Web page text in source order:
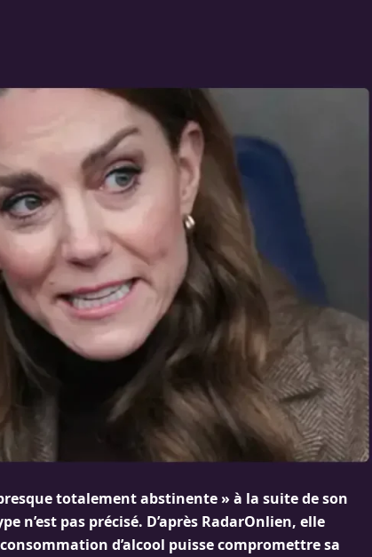
totalement abstinente » à la suite de son
n’est pas précisé. D’après RadarOnlien, elle
d’alcool puisse compromettre sa